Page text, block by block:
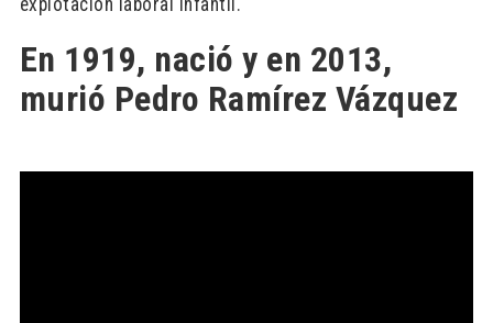
explotación laboral infantil.
En 1919, nació y en 2013,
murió Pedro Ramírez Vázquez